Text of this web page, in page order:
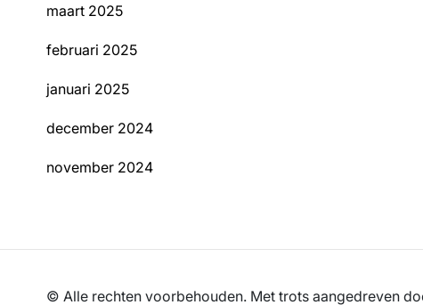
maart 2025
februari 2025
januari 2025
december 2024
november 2024
© Alle rechten voorbehouden. Met trots aangedreven